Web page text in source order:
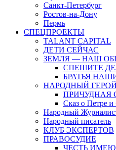
Санкт-Петербург
Ростов-на-Дону
Пермь
СПЕЦПРОЕКТЫ
TALANT CAPITAL
ДЕТИ СЕЙЧАС
ЗЕМЛЯ — НАШ
СПЕШИТЕ
БРАТЬЯ
НАРОДНЫЙ ГЕРОЙ
ПРИЧУДНАЯ
Сказ о Петре
Народный
Народный писатель
КЛУБ ЭКСПЕРТОВ
ПРАВОСУДИЕ
ЧЕСТЬ ИМЕЮ